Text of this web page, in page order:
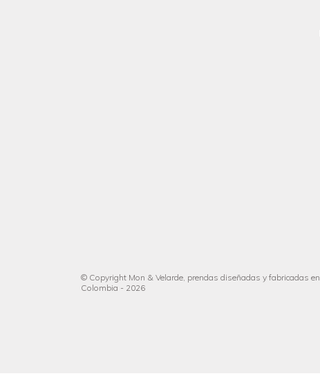
© Copyright Mon & Velarde, prendas diseñadas y fabricadas en
Colombia - 2026